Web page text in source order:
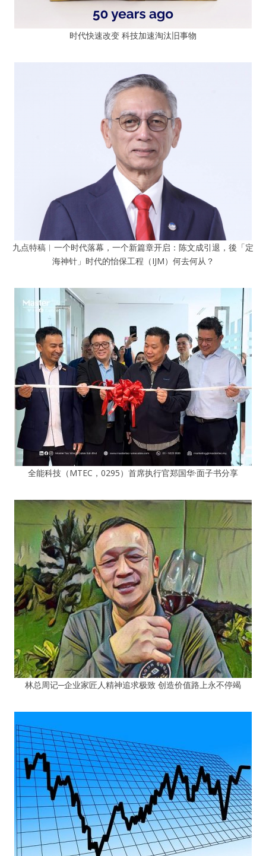
时代快速改变 科技加速淘汰旧事物
九点特稿︱一个时代落幕，一个新篇章开启：陈文成引退，後「定
海神针」时代的怡保工程（IJM）何去何从？
全能科技（MTEC，0295）首席执行官郑国华·面子书分享
林总周记─企业家匠人精神追求极致 创造价值路上永不停竭